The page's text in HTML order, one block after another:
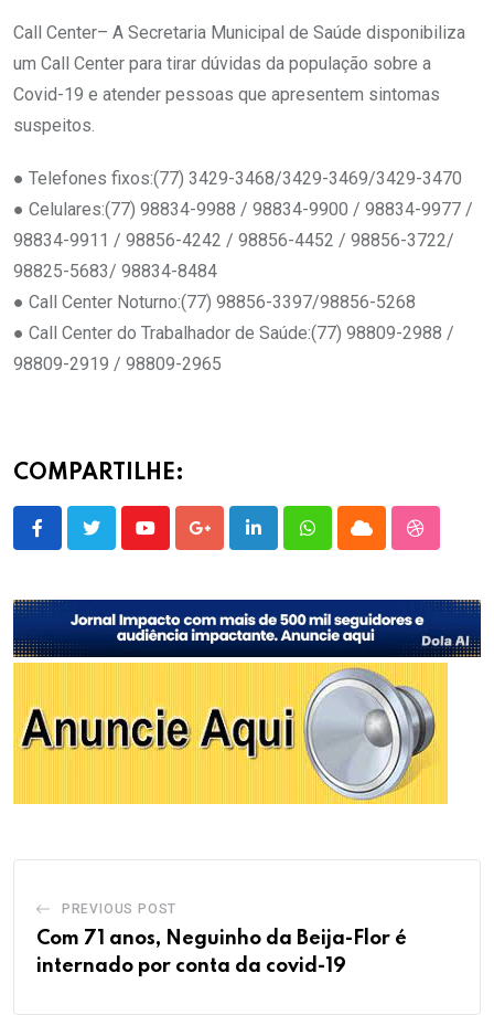
Call Center– A Secretaria Municipal de Saúde disponibiliza
um Call Center para tirar dúvidas da população sobre a
Covid-19 e atender pessoas que apresentem sintomas
suspeitos.
● Telefones fixos:(77) 3429-3468/3429-3469/3429-3470
● Celulares:(77) 98834-9988 / 98834-9900 / 98834-9977 /
98834-9911 / 98856-4242 / 98856-4452 / 98856-3722/
98825-5683/ 98834-8484
● Call Center Noturno:(77) 98856-3397/98856-5268
● Call Center do Trabalhador de Saúde:(77) 98809-2988 /
98809-2919 / 98809-2965
COMPARTILHE:
YoutubeGoogle+LinkedInWhatsappCloud
PREVIOUS POST
Com 71 anos, Neguinho da Beija-Flor é
internado por conta da covid-19